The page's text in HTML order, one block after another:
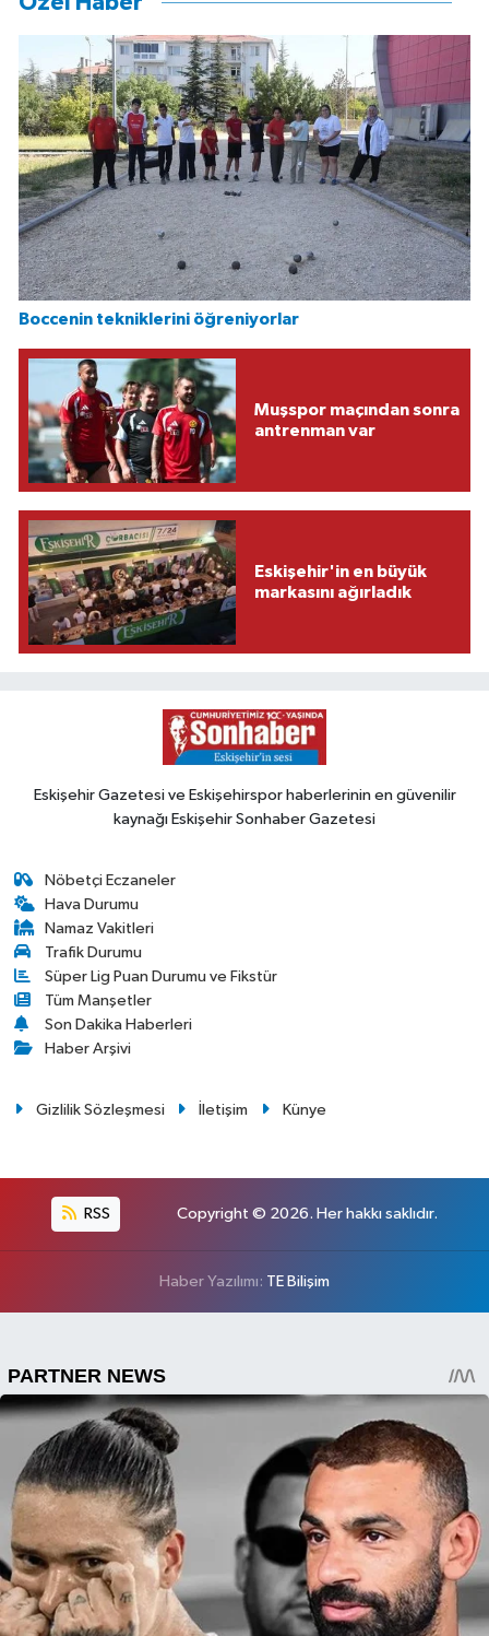
Boccenin tekniklerini öğreniyorlar
Muşspor maçından sonra
antrenman var
Eskişehir'in en büyük
markasını ağırladık
Eskişehir Gazetesi ve Eskişehirspor haberlerinin en güvenilir
kaynağı Eskişehir Sonhaber Gazetesi
Nöbetçi Eczaneler
Hava Durumu
Namaz Vakitleri
Trafik Durumu
Süper Lig Puan Durumu ve Fikstür
Tüm Manşetler
Son Dakika Haberleri
Haber Arşivi
Gizlilik Sözleşmesi İletişim Künye
RSS Copyright © 2026. Her hakkı saklıdır.
Haber Yazılımı: TE Bilişim